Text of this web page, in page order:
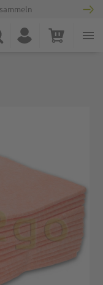
Konto Warenkorb